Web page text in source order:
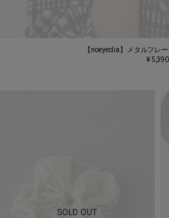
【noeyedia】メタルフレ
¥ 5,390
SOLD OUT